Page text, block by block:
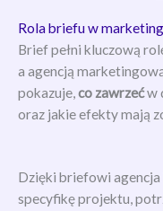
Rola briefu w
Brief pełni kluczową
a agencją
pokazuje,co zawrzećw
oraz jakie efekty mają
Dzięki briefowi
specyfikę projektu,